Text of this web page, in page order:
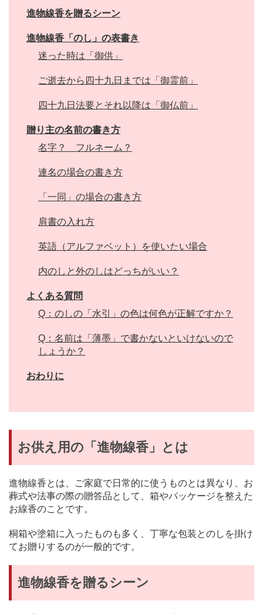
進物線香を贈るシーン
進物線香「のし」の表書き
迷った時は「御供」
ご逝去から四十九日までは「御霊前」
四十九日法要とそれ以降は「御仏前」
贈り主の名前の書き方
名字？ フルネーム？
連名の場合の書き方
「一同」の場合の書き方
肩書の入れ方
英語（アルファベット）を使いたい場合
内のしと外のしはどっちがいい？
よくある質問
Q：のしの「水引」の色は何色が正解ですか？
Q：名前は「薄墨」で書かないといけないので
しょうか？
おわりに
お供え用の「進物線香」とは
進物線香とは、ご家庭で日常的に使うものとは異なり、お
葬式や法事の際の贈答品として、箱やパッケージを整えた
お線香のことです。
桐箱や塗箱に入ったものも多く、丁寧な包装とのしを掛け
てお贈りするのが一般的です。
進物線香を贈るシーン